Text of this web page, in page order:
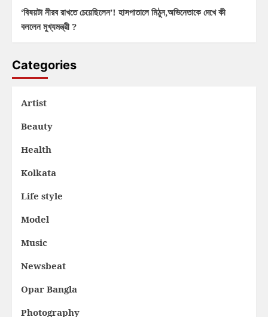
‘বিষয়টা নীরব রাখতে চেয়েছিলেন’! হাসপাতালে মিঠুন,অভিনেতাকে দেখে কী
বললেন মুখ্যমন্ত্রী ?
Categories
Artist
Beauty
Health
Kolkata
Life style
Model
Music
Newsbeat
Opar Bangla
Photography